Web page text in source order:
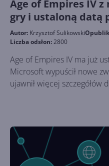
Age of Empires IV
gry i ustaloną datą
Autor: Krzysztof Sulikowski
Liczba odsłon:2800
Age of Empires IV ma już
Microsoft wypuścił nowe
ujawnił więcej szczegółów